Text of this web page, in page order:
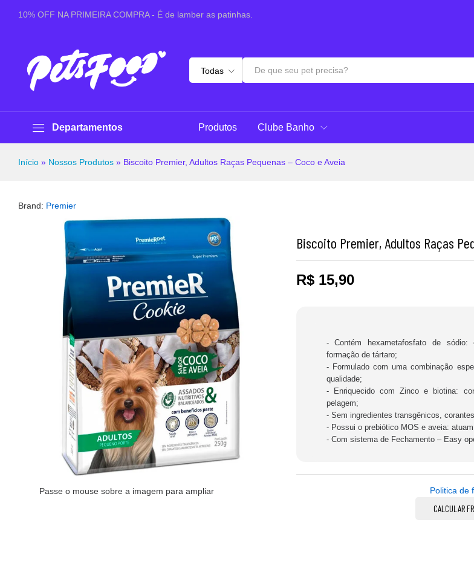
10% OFF NA PRIMEIRA COMPRA - É de lamber as patinhas.
Todas
Departamentos Produtos Clube Banho
Início » Nossos Produtos » Biscoito Premier, Adultos Raças Pequenas – Coco e Aveia
Brand: Premier
Passe o mouse sobre a imagem para ampliar
Biscoito Premier, Adultos Raças
R$15,90
- Contém hexametafosfato de
formação de tártaro;
- Formulado com uma combinação
qualidade;
- Enriquecido com Zinco e biotina:
pelagem;
- Sem ingredientes transgênicos,
- Possui o prebiótico MOS e aveia:
- Com sistema de Fechamento – Easy
Politica de
CALCULAR
Sobre este produto Especificações Perguntas & Respostas